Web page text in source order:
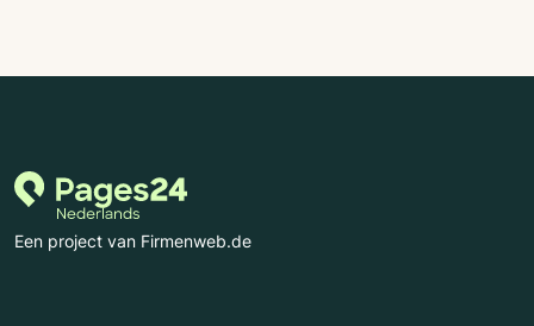
Een project van Firmenweb.de